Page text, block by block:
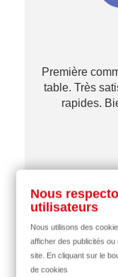
Première
table. Très
rapides.
Nous
utilisateurs
Nous utilisons des
afficher des publicités
site. En cliquant sur le
de cookies